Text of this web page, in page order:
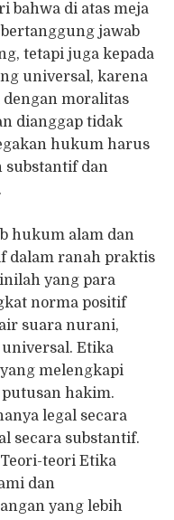
bahwa di atas meja
jawab
tetapi juga kepada
universal, karena
moralitas
dianggap tidak
hukum harus
substantif dan
hukum alam dan
dalam ranah praktis
yang para
norma positif
suara nurani,
Etika
melengkapi
hakim.
legal secara
secara substantif.
teori Etika
dan
yang lebih